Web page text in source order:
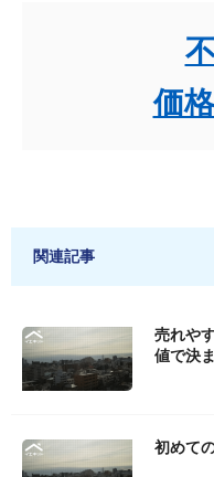
価
関連記事
売れや
値で決
初めて